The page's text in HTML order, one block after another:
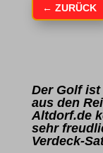
← ZURÜCK
Der Golf
aus den
Altdorf.de
sehr
Verdeck-